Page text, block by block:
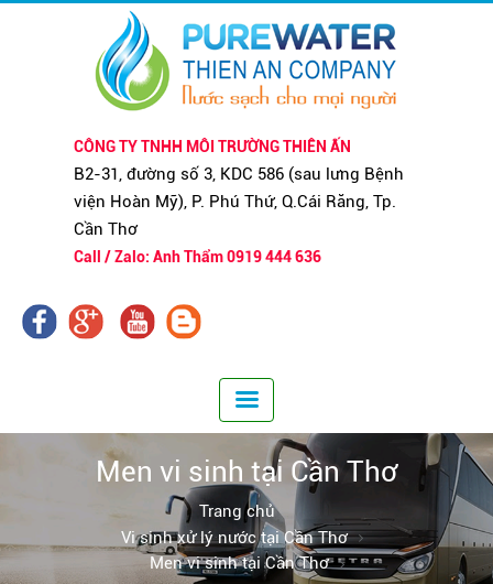
CÔNG TY TNHH MÔI TRƯỜNG THIÊN ẤN
B2-31, đường số 3, KDC 586 (sau lưng Bệnh
viện Hoàn Mỹ), P. Phú Thứ, Q.Cái Răng, Tp.
Cần Thơ
Call / Zalo: Anh Thẩm 0919 444 636
Men vi sinh tại Cần Thơ
Trang chủ
Vi sinh xử lý nước tại Cần Thơ
Men vi sinh tại Cần Thơ